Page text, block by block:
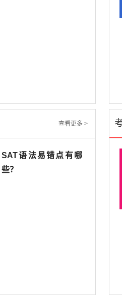
查看更多 >
SAT语法易错点有哪
些？